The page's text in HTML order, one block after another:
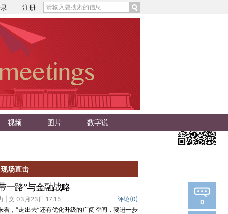
注册
视频 图片 数字说
0
现场直击
一路”与金融战略
评论(0)
| 文 03月23日 17:15
看，“走出去”还有优化升级的广阔空间，要进一步